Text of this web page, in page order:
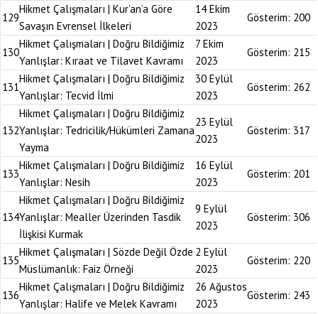
129
Hikmet Çalışmaları | Kur’an’a Göre
Savaşın Evrensel İlkeleri
14 Ekim
2023
Gösterim: 200
130
Hikmet Çalışmaları | Doğru Bildiğimiz
Yanlışlar: Kıraat ve Tilavet Kavramı
7 Ekim
2023
Gösterim: 215
131
Hikmet Çalışmaları | Doğru Bildiğimiz
Yanlışlar: Tecvid İlmi
30 Eylül
2023
Gösterim: 262
132
Hikmet Çalışmaları | Doğru Bildiğimiz
Yanlışlar: Tedricilik/Hükümleri Zamana
Yayma
23 Eylül
2023
Gösterim: 317
133
Hikmet Çalışmaları | Doğru Bildiğimiz
Yanlışlar: Nesih
16 Eylül
2023
Gösterim: 201
134
Hikmet Çalışmaları | Doğru Bildiğimiz
Yanlışlar: Mealler Üzerinden Tasdik
İlişkisi Kurmak
9 Eylül
2023
Gösterim: 306
135
Hikmet Çalışmaları | Sözde Değil Özde
Müslümanlık: Faiz Örneği
2 Eylül
2023
Gösterim: 220
136
Hikmet Çalışmaları | Doğru Bildiğimiz
Yanlışlar: Halife ve Melek Kavramı
26 Ağustos
2023
Gösterim: 243